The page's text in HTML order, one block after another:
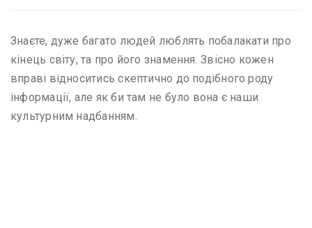
Знаєте, дуже багато людей люблять побалакати про
кінець світу, та про його знамення. Звісно кожен
вправі відноситись скептично до подібного роду
інформації, але як би там не було вона є наши
культурним надбанням.